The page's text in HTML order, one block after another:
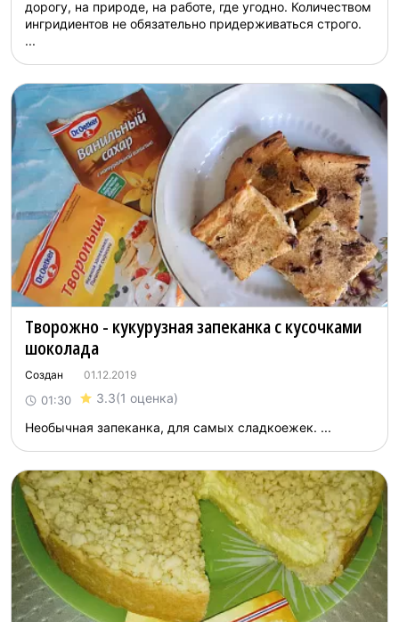
дорогу, на природе, на работе, где угодно. Количеством
ингридиентов не обязательно придерживаться строго.
...
Творожно - кукурузная запеканка с кусочками
шоколада
Создан 01.12.2019
01:30 3.3(1 оценка)
Необычная запеканка, для самых сладкоежек. ...